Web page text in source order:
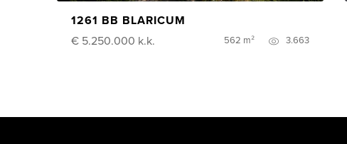
1261 BB BLARICUM
€ 5.250.000 k.k. 562 m² 3.663